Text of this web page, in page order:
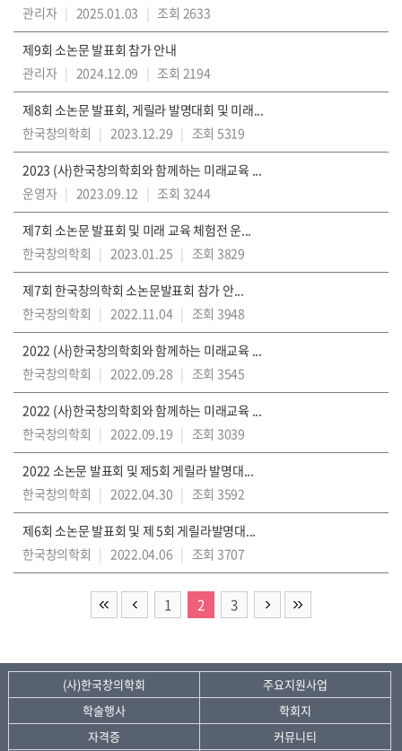
관리자 | 2025.01.03 | 조회 2633
제9회 소논문 발표회 참가 안내
관리자 | 2024.12.09 | 조회 2194
제8회 소논문 발표회, 게릴라 발명대회 및 미래...
한국창의학회 | 2023.12.29 | 조회 5319
2023 (사)한국창의학회와 함께하는 미래교육 ...
운영자 | 2023.09.12 | 조회 3244
제7회 소논문 발표회 및 미래 교육 체험전 운...
한국창의학회 | 2023.01.25 | 조회 3829
제7회 한국창의학회 소논문발표회 참가 안...
한국창의학회 | 2022.11.04 | 조회 3948
2022 (사)한국창의학회와 함께하는 미래교육 ...
한국창의학회 | 2022.09.28 | 조회 3545
2022 (사)한국창의학회와 함께하는 미래교육 ...
한국창의학회 | 2022.09.19 | 조회 3039
2022 소논문 발표회 및 제5회 게릴라 발명대...
한국창의학회 | 2022.04.30 | 조회 3592
제6회 소논문 발표회 및 제 5회 게릴라발명대...
한국창의학회 | 2022.04.06 | 조회 3707
1 2 3
(사)한국창의학회
주요지원사업
학술행사
학회지
자격증
커뮤니티